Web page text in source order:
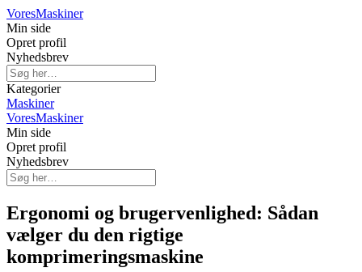
VoresMaskiner
Min side
Opret profil
Nyhedsbrev
Kategorier
Maskiner
VoresMaskiner
Min side
Opret profil
Nyhedsbrev
Ergonomi og brugervenlighed: Sådan
vælger du den rigtige
komprimeringsmaskine